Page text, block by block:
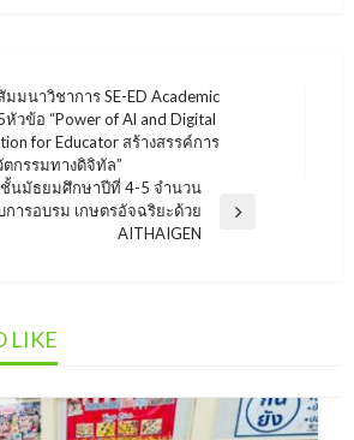
มมนาวิชาการ SE-ED Academic
วข้อ “Power of Al and Digital
for Educator สร้างสรรค์การ
กรรมทางดิจิทัล”
ชั้นมัธยมศึกษาปีที่ 4-5 จำนวน
การอบรม เกษตรอัจฉริยะด้วย
AITHAIGEN
LIKE